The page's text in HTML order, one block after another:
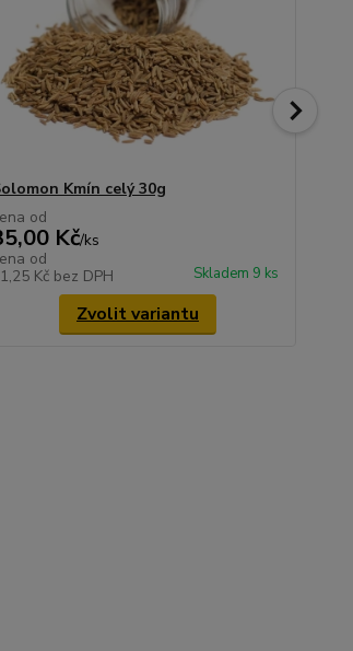
Kmín celý 30g
od
Kč/ks
od
Kč bez DPH Skladem 9 ks
Zvolit variantu